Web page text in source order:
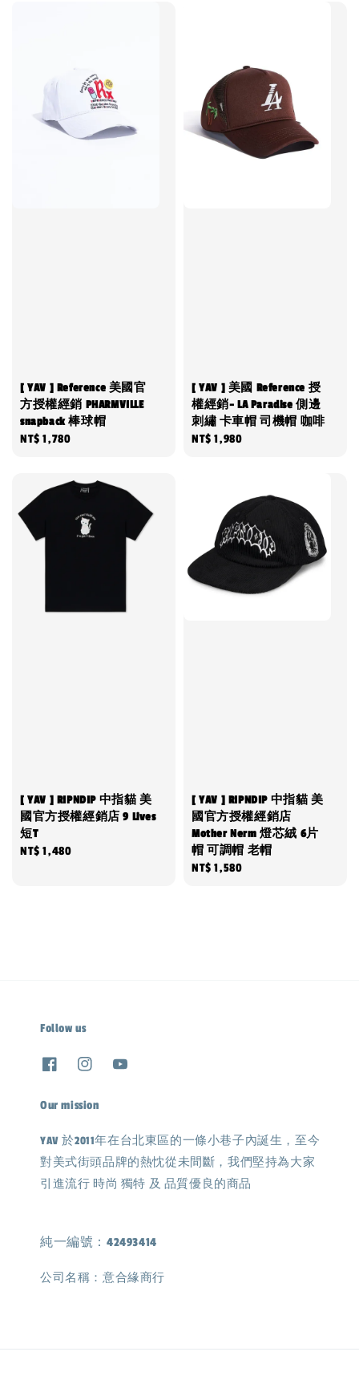
[ YAV ] Reference 美國官
方授權經銷 PHARMVILLE
snapback 棒球帽
Regular
NT$ 1,780
[ YAV ] 美國 Reference 授
權經銷- LA Paradise 側邊
刺繡 卡車帽 司機帽 咖啡
Regular
NT$ 1,980
[ YAV ] RIPNDIP 中指貓 美
國官方授權經銷店 9 Lives
短T
Regular
NT$ 1,480
[ YAV ] RIPNDIP 中指貓 美
國官方授權經銷店
Mother Nerm 燈芯絨 6片
帽 可調帽 老帽
Regular
NT$ 1,580
Follow us
Our mission
YAV 於2011年在台北東區的一條小巷子內誕生，至今
對美式街頭品牌的熱忱從未間斷，我們堅持為大家
引進流行 時尚 獨特 及 品質優良的商品
純一編號：42493414
公司名稱：意合緣商行